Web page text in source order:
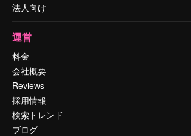
法人向け
運営
料金
会社概要
Reviews
採用情報
検索トレンド
ブログ